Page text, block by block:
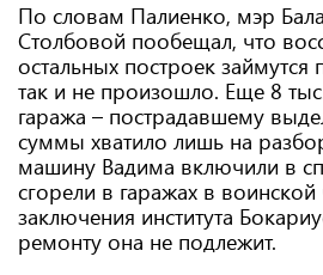
По словам Палиенко, мэр
Столбовой пообещал, что
остальных построек займутся
так и не произошло. Еще 8
гаража – пострадавшему
суммы хватило лишь на
машину Вадима включили в
сгорели в гаражах в воинской
заключения института
ремонту она не подлежит.